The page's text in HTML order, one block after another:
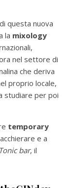
questa nuova
la mixology
nel settore di
che deriva
proprio locale,
studiare per poi
temporary
e a
bar, il